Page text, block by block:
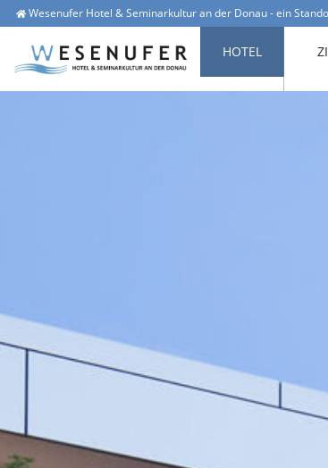
Wesenufer Hotel & Seminarkultur an der Donau - ein
HOTEL